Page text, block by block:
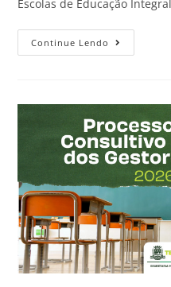
Escolas de Educação
Continue Lendo